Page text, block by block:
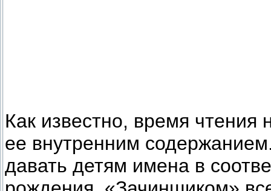
Как известно, время чтения
ее внутренним
давать детям имена в